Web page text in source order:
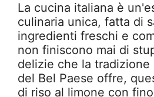
La cucina italiana è
culinaria unica, fatta di
ingredienti freschi e
non finiscono mai di
delizie che la tradizione
del Bel Paese offre,
di riso al limone con